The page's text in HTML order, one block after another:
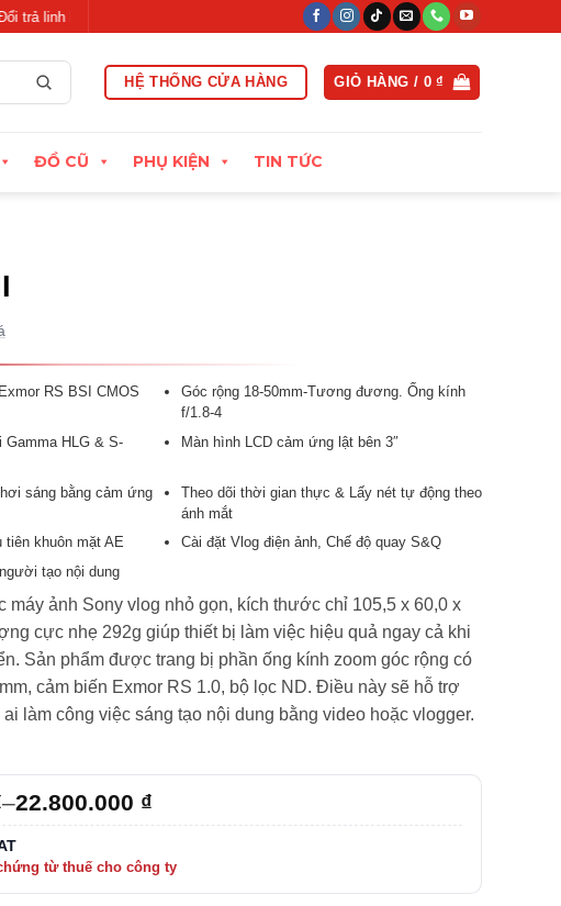
hoạt trong vòng 15 ngày đầu Xuất hóa đơn VAT đầy đủ
HỆ THỐNG CỬA HÀNG GIỎ HÀNG / 0₫
ĐỒ CŨ PHỤ KIỆN TIN TỨC
RS BSI CMOS
Góc rộng 18-50mm-Tương đương. Ống kính
f/1.8-4
Gamma HLG & S-
Màn hình LCD cảm ứng lật bên 3″
sáng bằng cảm ứng
Theo dõi thời gian thực & Lấy nét tự động theo
ánh mắt
khuôn mặt AE
Cài đặt Vlog điện ảnh, Chế độ quay S&Q
tạo nội dung
máy ảnh Sony vlog nhỏ gọn, kích thước chỉ 105,5 x 60,0 x
cực nhẹ 292g giúp thiết bị làm việc hiệu quả ngay cả khi
Sản phẩm được trang bị phần ống kính zoom góc rộng có
cảm biến Exmor RS 1.0, bộ lọc ND. Điều này sẽ hỗ trợ
làm công việc sáng tạo nội dung bằng video hoặc vlogger.
–22.800.000 ₫